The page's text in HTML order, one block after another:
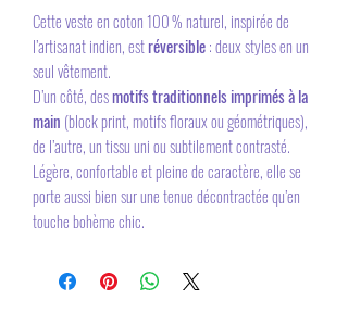
Cette veste en coton 100 % naturel, inspirée de
l’artisanat indien, estréversible: deux styles en un
seul vêtement.
D’un côté, desmotifs traditionnels imprimés à la
main (block print, motifs floraux ou géométriques),
de l’autre, un tissu uni ou subtilement contrasté.
Légère, confortable et pleine de caractère, elle se
porte aussi bien sur une tenue décontractée qu’en
touche bohème chic.